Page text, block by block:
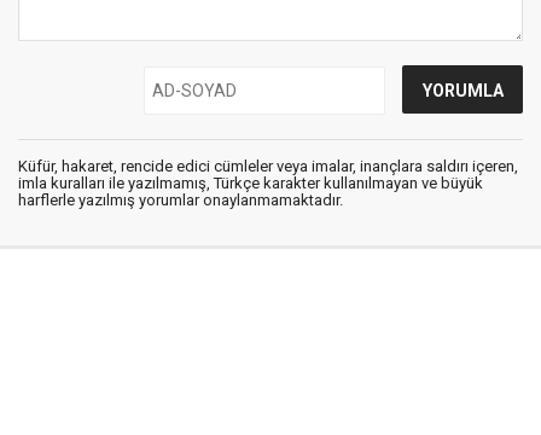
Küfür, hakaret, rencide edici cümleler veya imalar, inançlara saldırı içeren,
imla kuralları ile yazılmamış, Türkçe karakter kullanılmayan ve büyük
harflerle yazılmış yorumlar onaylanmamaktadır.